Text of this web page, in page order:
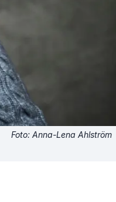
Foto: Anna-Lena Ahlström